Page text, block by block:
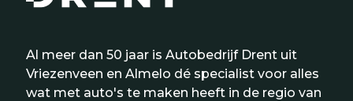
Al meer dan 50 jaar is Autobedrijf Drent uit
Vriezenveen en Almelo dé specialist voor alles
wat met auto's te maken heeft in de regio van